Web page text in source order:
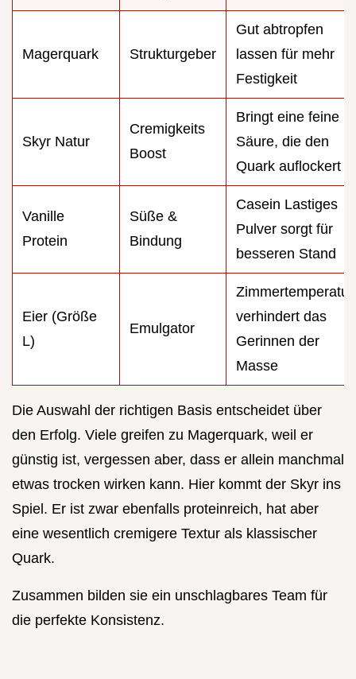
Magerquark Strukturgeber
Gut abtropfen
lassen für mehr
Festigkeit
Skyr Natur
Cremigkeits
Boost
Bringt eine feine
Säure, die den
Quark auflockert
Vanille
Protein
Süße &
Bindung
Casein Lastiges
Pulver sorgt für
besseren Stand
Eier (Größe
L)
Emulgator
Zimmertemperatur
verhindert das
Gerinnen der
Masse
Die Auswahl der richtigen Basis entscheidet über
den Erfolg. Viele greifen zu Magerquark, weil er
günstig ist, vergessen aber, dass er allein manchmal
etwas trocken wirken kann. Hier kommt der Skyr ins
Spiel. Er ist zwar ebenfalls proteinreich, hat aber
eine wesentlich cremigere Textur als klassischer
Quark.
Zusammen bilden sie ein unschlagbares Team für
die perfekte Konsistenz.